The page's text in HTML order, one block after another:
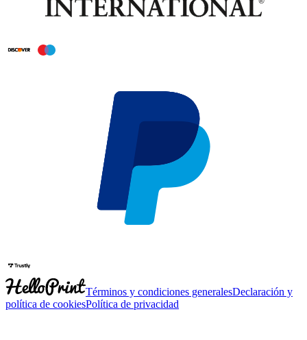
Términos y condiciones generalesDeclaración y
política de cookiesPolítica de privacidad